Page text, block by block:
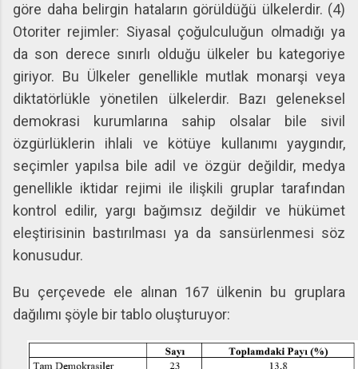
göre daha belirgin hataların görüldüğü ülkelerdir. (4)
Otoriter rejimler: Siyasal çoğulculuğun olmadığı ya
da son derece sınırlı olduğu ülkeler bu kategoriye
giriyor. Bu Ülkeler genellikle mutlak monarşi veya
diktatörlükle yönetilen ülkelerdir. Bazı geleneksel
demokrasi kurumlarına sahip olsalar bile sivil
özgürlüklerin ihlali ve kötüye kullanımı yaygındır,
seçimler yapılsa bile adil ve özgür değildir, medya
genellikle iktidar rejimi ile ilişkili gruplar tarafından
kontrol edilir, yargı bağımsız değildir ve hükümet
eleştirisinin bastırılması ya da sansürlenmesi söz
konusudur.
Bu çerçevede ele alınan 167 ülkenin bu gruplara
dağılımı şöyle bir tablo oluşturuyor: